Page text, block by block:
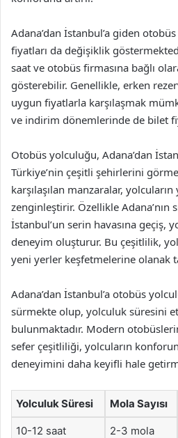
Adana’dan İstanbul’a giden
fiyatları da değişiklik
saat ve otobüs firmasına bağlı
gösterebilir. Genellikle, erken
uygun fiyatlarla karşılaşmak
ve indirim dönemlerinde de bilet
Otobüs yolculuğu, Adana’dan
Türkiye’nin çeşitli şehirlerini
karşılaşılan manzaralar,
zenginleştirir. Özellikle Adana’nın
İstanbul’un serin havasına geçiş,
deneyim oluşturur. Bu çeşitlilik,
yeni yerler keşfetmelerine olanak
Adana’dan İstanbul’a otobüs
sürmekte olup, yolculuk süresini
bulunmaktadır. Modern
sefer çeşitliliği, yolcuların
deneyimini daha keyifli hale
Yolculuk Süresi Mola Sayısı
10-12 saat 2-3 mola